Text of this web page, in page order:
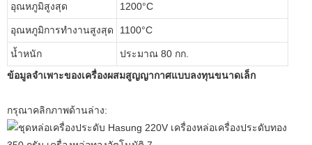
อุณหภูมิสูงสุด 1200°C
อุณหภูมิการทำงานสูงสุด 1100°C
น้ำหนัก
ประมาณ 80 กก.
ข้อมูลจำเพาะของเครื่องผสมสูญญากาศแบบลงทุนขนาดเล็ก
กรุณาคลิกภาพด้านล่าง: